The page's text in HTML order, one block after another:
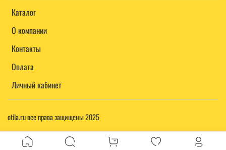
Каталог
О компании
Контакты
Оплата
Личный кабинет
otila.ru все права защищены 2025